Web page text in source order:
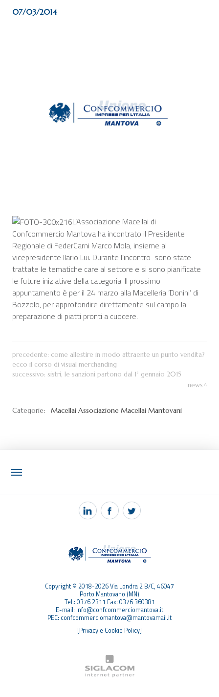
07/03/2014
L’Associazione Macellai di
Confcommercio Mantova ha incontrato il Presidente
Regionale di FederCarni Marco Mola, insieme al
vicepresidente Ilario Lui. Durante l’incontro sono state
trattate le tematiche care al settore e si sono pianificate
le future iniziative della categoria. Il prossimo
appuntamento è per il 24 marzo alla Macelleria ‘Donini’ di
Bozzolo, per approfondire direttamente sul campo la
preparazione di piatti pronti a cuocere.
precedente: come allestire in modo attraente un punto vendita?
ecco il corso di visual merchanding
successivo: sistri, le sanzioni partono dal 1° gennaio 2015
news
Categorie: Macellai Associazione Macellai Mantovani
NOTIZIE
PEC MANTOVA MAIL
Copyright © 2018-2026 Via Londra 2 B/C, 46047
Porto Mantovano (MN)
Tel.: 0376 2311 Fax: 0376 360381
E-mail: info@confcommerciomantova.it
PEC: confcommerciomantova@mantovamail.it
[Privacy e Cookie Policy]